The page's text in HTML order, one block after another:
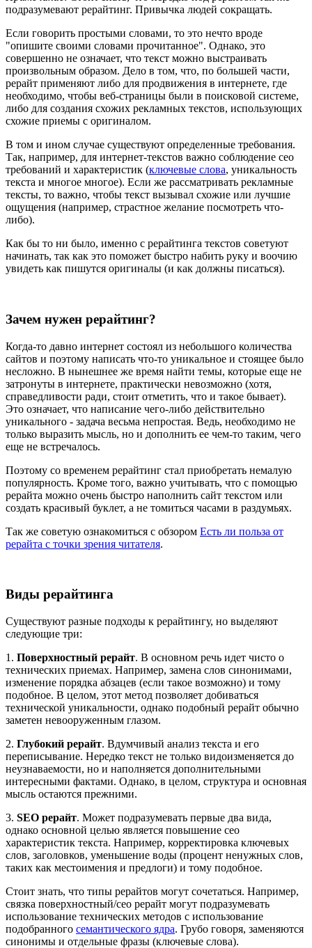
подразумевают рерайтинг. Привычка людей сокращать.
Если говорить простыми словами, то это нечто вроде
"опишите своими словами прочитанное". Однако, это
совершенно не означает, что текст можно выстраивать
произвольным образом. Дело в том, что, по большей части,
рерайт применяют либо для продвижения в интернете, где
необходимо, чтобы веб-страницы были в поисковой системе,
либо для создания схожих рекламных текстов, использующих
схожие приемы с оригиналом.
В том и ином случае существуют определенные требования.
Так, например, для интернет-текстов важно соблюдение сео
требований и характеристик (ключевые слова, уникальность
текста и многое многое). Если же рассматривать рекламные
тексты, то важно, чтобы текст вызывал схожие или лучшие
ощущения (например, страстное желание посмотреть что-
либо).
Как бы то ни было, именно с рерайтинга текстов советуют
начинать, так как это поможет быстро набить руку и воочию
увидеть как пишутся оригиналы (и как должны писаться).
Зачем нужен рерайтинг?
Когда-то давно интернет состоял из небольшого количества
сайтов и поэтому написать что-то уникальное и стоящее было
несложно. В нынешнее же время найти темы, которые еще не
затронуты в интернете, практически невозможно (хотя,
справедливости ради, стоит отметить, что и такое бывает).
Это означает, что написание чего-либо действительно
уникального - задача весьма непростая. Ведь, необходимо не
только выразить мысль, но и дополнить ее чем-то таким, чего
еще не встречалось.
Поэтому со временем рерайтинг стал приобретать немалую
популярность. Кроме того, важно учитывать, что с помощью
рерайта можно очень быстро наполнить сайт текстом или
создать красивый буклет, а не томиться часами в раздумьях.
Так же советую ознакомиться с обзором Есть ли польза от
рерайта с точки зрения читателя.
Виды рерайтинга
Существуют разные подходы к рерайтингу, но выделяют
следующие три:
1. Поверхностный рерайт. В основном речь идет чисто о
технических приемах. Например, замена слов синонимами,
изменение порядка абзацев (если такое возможно) и тому
подобное. В целом, этот метод позволяет добиваться
технической уникальности, однако подобный рерайт обычно
заметен невооруженным глазом.
2. Глубокий рерайт. Вдумчивый анализ текста и его
переписывание. Нередко текст не только видоизменяется до
неузнаваемости, но и наполняется дополнительными
интересными фактами. Однако, в целом, структура и основная
мысль остаются прежними.
3. SEO рерайт. Может подразумевать первые два вида,
однако основной целью является повышение сео
характеристик текста. Например, корректировка ключевых
слов, заголовков, уменьшение воды (процент ненужных слов,
таких как местоимения и предлоги) и тому подобное.
Стоит знать, что типы рерайтов могут сочетаться. Например,
связка поверхностный/сео рерайт могут подразумевать
использование технических методов с использование
подобранного семантического ядра. Грубо говоря, заменяются
синонимы и отдельные фразы (ключевые слова).